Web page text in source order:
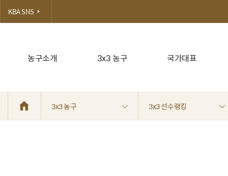
농구소개 3x3 농구 국가대표
KBA SNS
3x3 농구 3x3 선수랭킹